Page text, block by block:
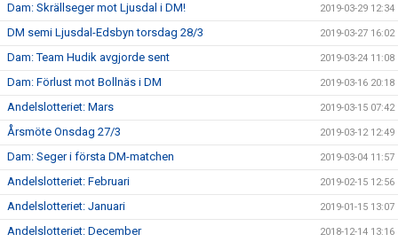
Dam: Skrällseger mot Ljusdal i DM! 2019-03-29 12:34
DM semi Ljusdal-Edsbyn torsdag 28/3 2019-03-27 16:02
Dam: Team Hudik avgjorde sent 2019-03-24 11:08
Dam: Förlust mot Bollnäs i DM 2019-03-16 20:18
Andelslotteriet: Mars 2019-03-15 07:42
Årsmöte Onsdag 27/3 2019-03-12 12:49
Dam: Seger i första DM-matchen 2019-03-04 11:57
Andelslotteriet: Februari 2019-02-15 12:56
Andelslotteriet: Januari 2019-01-15 13:07
Andelslotteriet: December 2018-12-14 13:16